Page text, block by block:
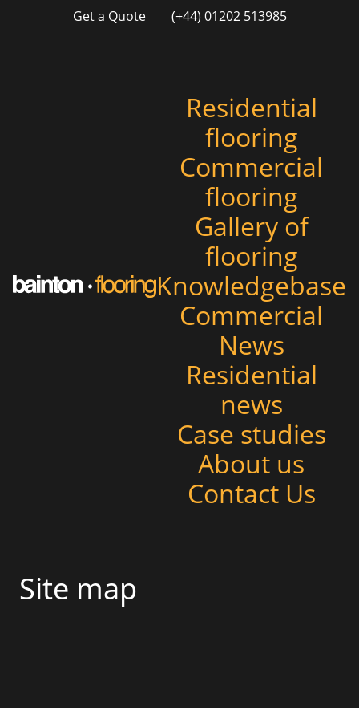
Get a Quote (+44) 01202 513985
Residential
flooring
Commercial
flooring
Gallery of
flooring
Knowledgebase
Commercial
News
Residential
news
Case studies
About us
Contact Us
Site map